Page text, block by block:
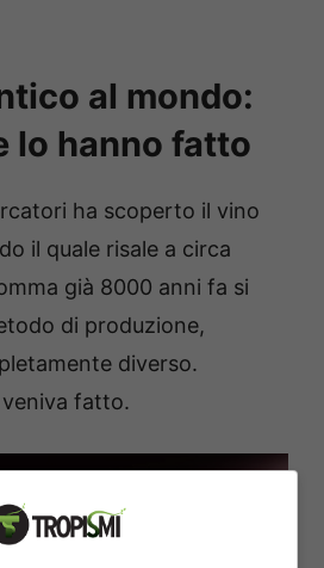
al mondo:
lo hanno fatto
ha scoperto il vino
il quale risale a circa
già 8000 anni fa si
di produzione,
diverso.
fatto.